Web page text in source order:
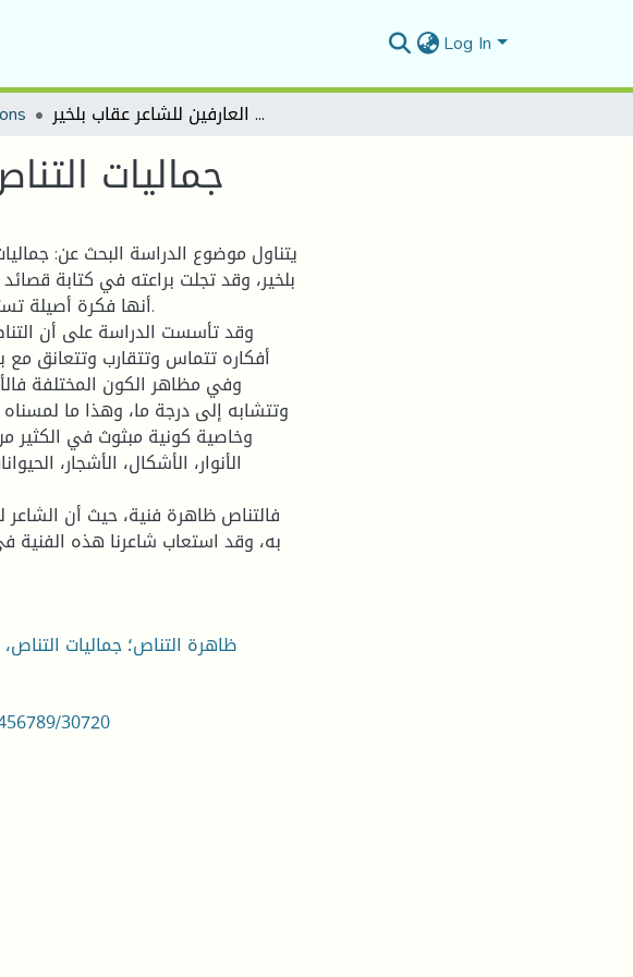
Log In
جماليات التناص في ديوان متن العارفين للشاعر عقاب بلخير
جماليات
يتناول موضوع الدراسة البحث عن:
بلخير، وقد تجلت براعته في كتابة
أنها فكرة أصيلة
وقد تأسست الدراسة على أن
أفكاره تتماس وتتقارب وتتعانق
وفي مظاهر الكون المختلفة
وتتشابه إلى درجة ما، وهذا ما
وخاصية كونية مبثوث في الكثير
الأنوار، الأشكال، الأشجار،
فالتناص ظاهرة فنية، حيث أن الشاعر
به، وقد استعاب شاعرنا هذه
: ظاهرة التناص؛ جماليات
30720